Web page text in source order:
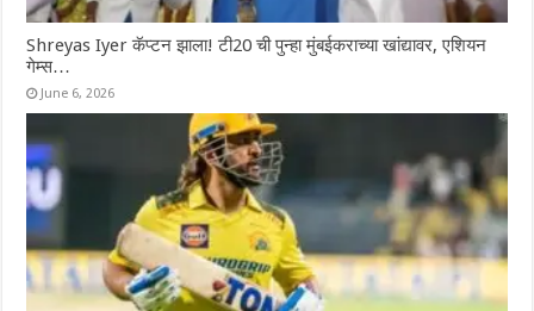
Shreyas Iyer कॅप्टन झाला! टी20 ची पुन्हा मुंबईकराच्या खांद्यावर, एशियन
गेम्स…
June 6, 2026